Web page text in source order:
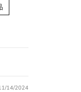
14/2024